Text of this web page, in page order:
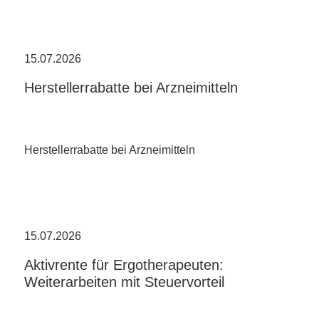
15.07.2026
Herstellerrabatte bei Arzneimitteln
Herstellerrabatte bei Arzneimitteln
15.07.2026
Aktivrente für Ergotherapeuten:
Weiterarbeiten mit Steuervorteil